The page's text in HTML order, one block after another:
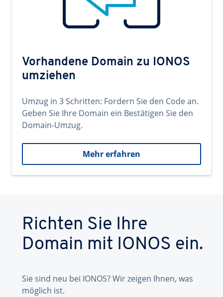
Vorhandene Domain zu IONOS
umziehen
Umzug in 3 Schritten: Fordern Sie den Code an.
Geben Sie Ihre Domain ein Bestätigen Sie den
Domain-Umzug.
Mehr erfahren
Richten Sie Ihre
Domain mit IONOS ein.
Sie sind neu bei IONOS? Wir zeigen Ihnen, was
möglich ist.